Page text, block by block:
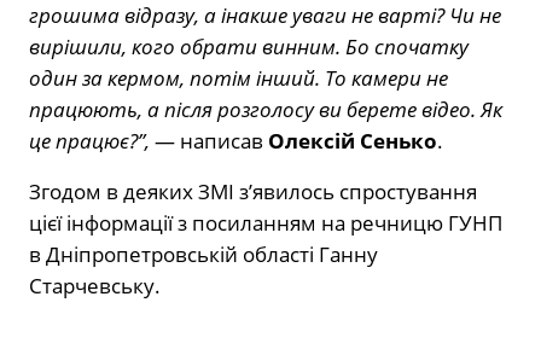
грошима відразу, а інакше уваги не варті? Чи не
вирішили, кого обрати винним. Бо спочатку
один за кермом, потім інший. То камери не
працюють, а після розголосу ви берете відео. Як
це працює?”, — написав Олексій Сенько.
Згодом в деяких ЗМІ з’явилось спростування
цієї інформації з посиланням на речницю ГУНП
в Дніпропетровській області Ганну
Старчевську.